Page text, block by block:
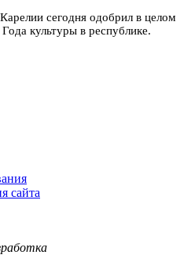
сегодня одобрил в целом
культуры в республике.
сайта